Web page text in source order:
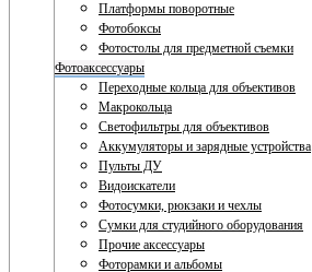
Платформы поворотные
Фотобоксы
Фотостолы для предметной съемки
Фотоаксессуары
Переходные кольца для объективов
Макрокольца
Светофильтры для объективов
Аккумуляторы и зарядные устройства
Пульты ДУ
Видоискатели
Фотосумки, рюкзаки и чехлы
Сумки для студийного оборудования
Прочие аксессуары
Фоторамки и альбомы